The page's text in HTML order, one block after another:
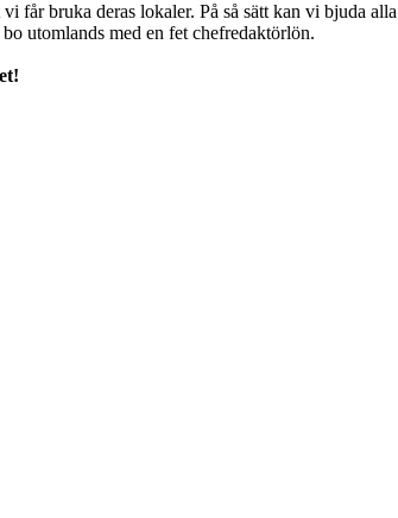
får bruka deras lokaler. På så sätt kan vi bjuda
utomlands med en fet chefredaktörlön.